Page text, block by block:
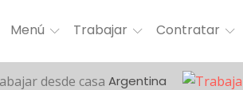
Menú Trabajar Contratar
Argentina